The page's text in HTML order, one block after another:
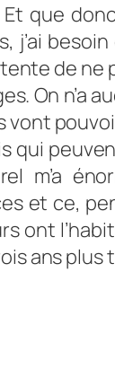
que
de
On
qui
m’a
et ce,
ont
ans